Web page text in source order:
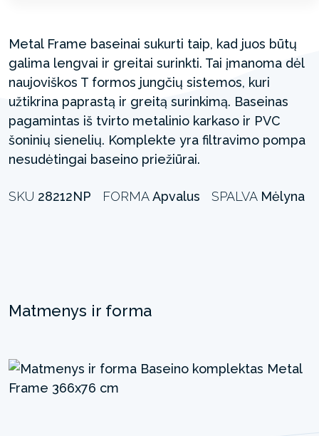
Metal Frame baseinai sukurti taip, kad juos būtų
galima lengvai ir greitai surinkti. Tai įmanoma dėl
naujoviškos T formos jungčių sistemos, kuri
užtikrina paprastą ir greitą surinkimą. Baseinas
pagamintas iš tvirto metalinio karkaso ir PVC
šoninių sienelių. Komplekte yra filtravimo pompa
nesudėtingai baseino priežiūrai.
SKU 28212NP FORMAApvalus SPALVA Mėlyna
Matmenys ir forma